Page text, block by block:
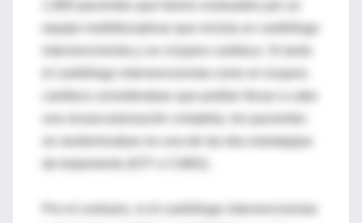
equipo multidisciplinar que incluía un cardiólogo
el cardiólogo intervencionista como el cirujano
se randomizaban en una de las dos estrategias
Por el contrario, si el cardiólogo intervencionista